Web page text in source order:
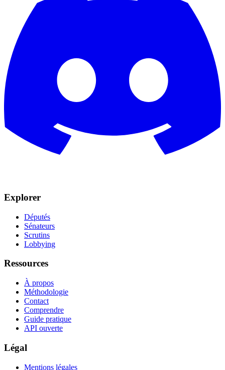
Explorer
Députés
Sénateurs
Scrutins
Lobbying
Ressources
À propos
Méthodologie
Contact
Comprendre
Guide pratique
API ouverte
Légal
Mentions légales